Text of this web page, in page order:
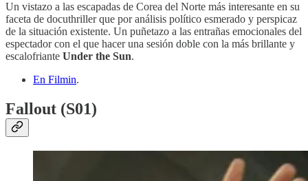
Un vistazo a las escapadas de Corea del Norte más interesante en su
faceta de docuthriller que por análisis político esmerado y perspicaz
de la situación existente. Un puñetazo a las entrañas emocionales del
espectador con el que hacer una sesión doble con la más brillante y
escalofriante Under the Sun.
En Filmin.
Fallout (S01)